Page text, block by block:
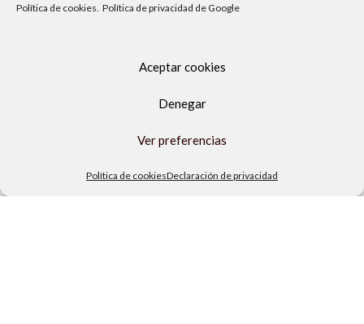
Política de cookies. Política de privacidad de Google
Aceptar cookies
Denegar
Ver preferencias
Política de cookiesDeclaración de privacidad
Lunes a viernes